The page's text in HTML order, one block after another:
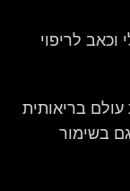
לריפוי
בריאותית
בשימור